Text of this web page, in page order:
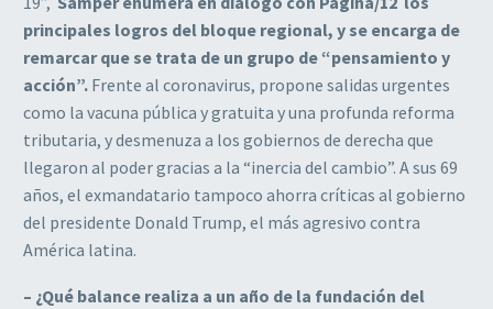
principales logros del bloque regional, y se encarga de
remarcar que se trata de un grupo de “pensamiento y
acción”. Frente al coronavirus, propone salidas urgentes
como la vacuna pública y gratuita y una profunda reforma
tributaria, y desmenuza a los gobiernos de derecha que
llegaron al poder gracias a la “inercia del cambio”. A sus 69
años, el exmandatario tampoco ahorra críticas al gobierno
del presidente Donald Trump, el más agresivo contra
América latina.
– ¿Qué balance realiza a un año de la fundación del